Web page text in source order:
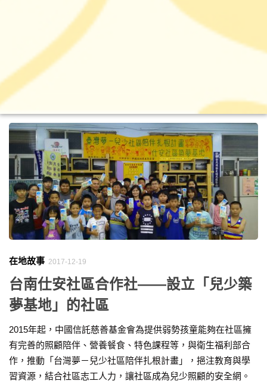
在地故事 2017-12-19
台南仕安社區合作社——設立「兒少築
夢基地」的社區
2015年起，中國信託慈善基金會為提供弱勢孩童能夠在社區擁
有完善的照顧陪伴、營養餐食、特色課程等，與衛生福利部合
作，推動「台灣夢－兒少社區陪伴扎根計畫」，挹注教育與學
習資源，結合社區志工人力，讓社區成為兒少照顧的安全網。